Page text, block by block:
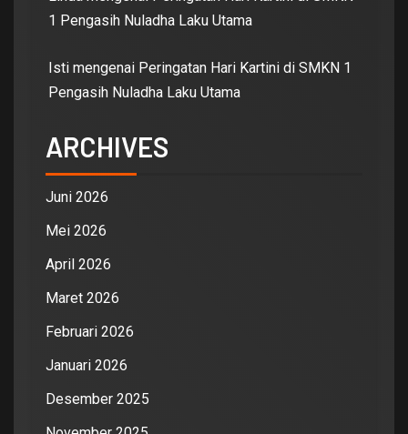
1 Pengasih Nuladha Laku Utama
Isti mengenai Peringatan Hari Kartini di SMKN 1
Pengasih Nuladha Laku Utama
ARCHIVES
Juni 2026
Mei 2026
April 2026
Maret 2026
Februari 2026
Januari 2026
Desember 2025